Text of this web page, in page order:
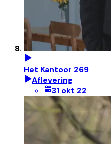
Het Kantoor 269
Aflevering
31 okt 22